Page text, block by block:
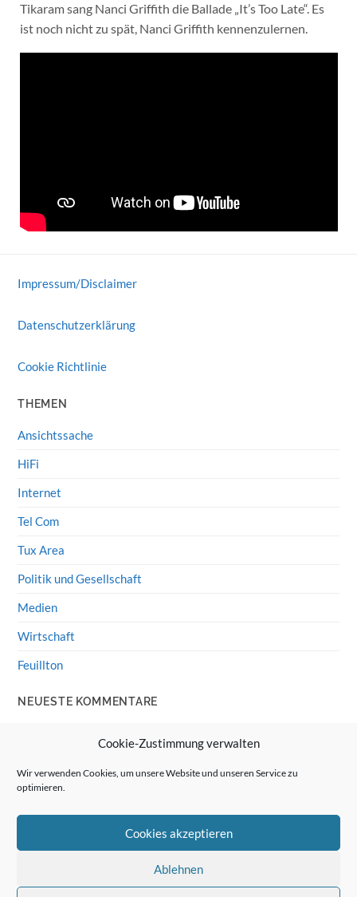
Cookie-Zustimmung verwalten
Wir verwenden Cookies, um unsere Website und unseren Service zu
optimieren.
Cookies akzeptieren
Ablehnen
Tikaram sang Nanci Griffith die Ballade „It’s Too Late“. Es
ist noch nicht zu spät, Nanci Griffith kennenzulernen.
Impressum/Disclaimer
Datenschutzerklärung
Cookie Richtlinie
THEMEN
Ansichtssache
HiFi
Internet
Tel Com
Tux Area
Politik und Gesellschaft
Medien
Wirtschaft
Feuillton
NEUESTE KOMMENTARE
Wolff von Rechenberg
Linux Mint: Google Drive integrieren
HiFi-Klassiker: Celestion 3